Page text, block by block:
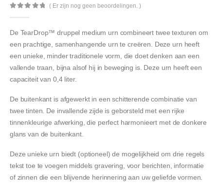
( Er zijn nog geen beoordelingen. )
De TearDrop™ druppel medium urn combineert twee texturen om
een prachtige, samenhangende urn te creëren. Deze urn heeft
een unieke, minder traditionele vorm, die doet denken aan een
vallende traan, bijna alsof hij in beweging is. Deze urn heeft een
capaciteit van 0,4 liter.
De buitenkant is afgewerkt in een schitterende combinatie van
twee tinten. De invallende zijde is geborsteld met een rijke
tinnenkleurige afwerking, die perfect harmonieert met de donkere
glans van de buitenkant.
Deze unieke urn biedt (optioneel) de mogelijkheid om drie regels
tekst toe te voegen middels gravering, voor berichten, informatie
of zinnen die een blijvende herinnering aan uw geliefde vormen.